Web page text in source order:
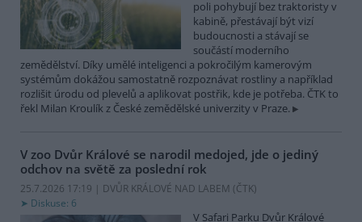
poli pohybují bez traktoristy v
kabině, přestávají být vizí
budoucnosti a stávají se
součástí moderního
zemědělství. Díky umělé inteligenci a pokročilým kamerovým
systémům dokážou samostatně rozpoznávat rostliny a například
rozlišit úrodu od plevelů a aplikovat postřik, kde je potřeba. ČTK to
řekl Milan Kroulík z České zemědělské univerzity v Praze.
V zoo Dvůr Králové se narodil medojed, jde o jediný
odchov na světě za poslední rok
25.7.2026 17:19 | DVŮR KRÁLOVÉ NAD LABEM (ČTK)
Diskuse: 6
V Safari Parku Dvůr Králové